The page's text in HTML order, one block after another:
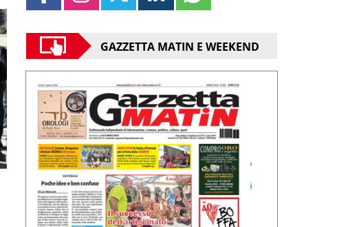
GAZZETTA MATIN E WEEKEND